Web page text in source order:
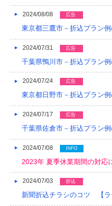
2024/08/08 広告
東京都三鷹市－折込プラン
2024/07/31 広告
千葉県鴨川市－折込プラン
2024/07/24 広告
東京都日野市－折込プラン
2024/07/17 広告
千葉県佐倉市－折込プラン
2024/07/08 INFO
2023年 夏季休業期間の対応
2024/07/03 折込
新聞折込チラシのコツ 【ラ